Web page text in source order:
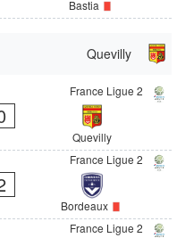
Bastia
Quevilly
France Ligue 2
Quevilly
France Ligue 2
Bordeaux
France Ligue 2